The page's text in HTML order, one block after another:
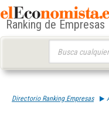
Ranking de Empresas
Directorio Ranking Empresas